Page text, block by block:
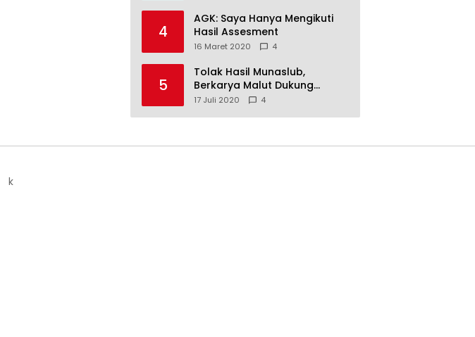
4
AGK: Saya Hanya Mengikuti
Hasil Assesment
16 Maret 2020 4
5
Tolak Hasil Munaslub,
Berkarya Malut Dukung
Tommy Soeharto
17 Juli 2020 4
k